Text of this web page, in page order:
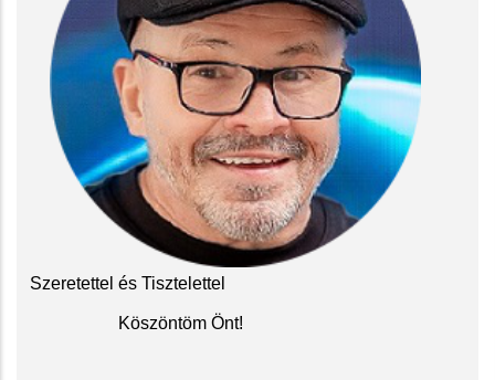
Szeretettel és Tisztelettel
Köszöntöm Önt!